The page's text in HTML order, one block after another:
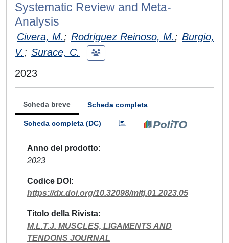
Systematic Review and Meta-
Analysis
Civera, M.; Rodriguez Reinoso, M.; Burgio,
V.; Surace, C.
2023
Scheda breve Scheda completa
Scheda completa (DC)
Anno del prodotto
2023
Codice DOI
https://dx.doi.org/10.32098/mltj.01.2023.05
Titolo della Rivista
M.L.T.J. MUSCLES, LIGAMENTS AND
TENDONS JOURNAL